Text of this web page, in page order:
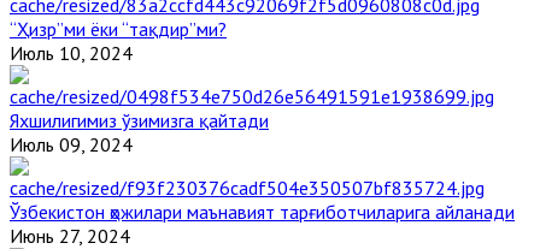
“Ҳизр”ми ёки “тақдир”ми?
Июль 10, 2024
Яхшилигимиз ўзимизга қайтади
Июль 09, 2024
Ўзбекистон ҳожилари маънавият тарғиботчиларига айланади
Июнь 27, 2024